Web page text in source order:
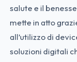
salute e il
mette in atto
all’utilizzo di
soluzioni digitali